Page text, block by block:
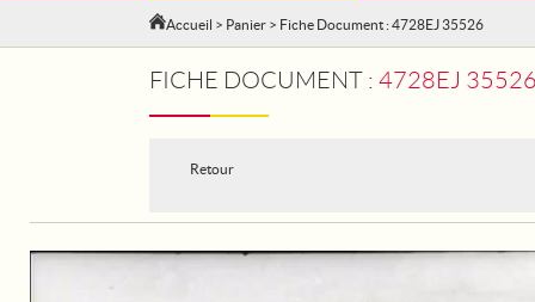
Accueil > Panier > Fiche Document : 4728EJ 35526
FICHE DOCUMENT : 4728EJ
Retour